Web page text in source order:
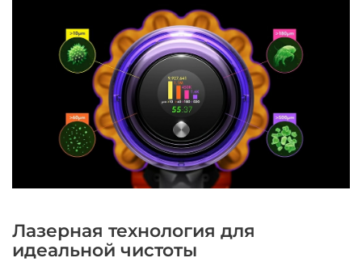
Лазерная технология для
идеальной чистоты